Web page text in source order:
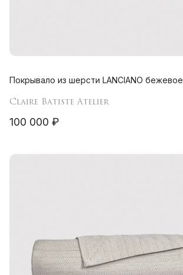
Покрывало из шерсти LANCIANO бежевое
Claire Batiste Atelier
100 000 ₽